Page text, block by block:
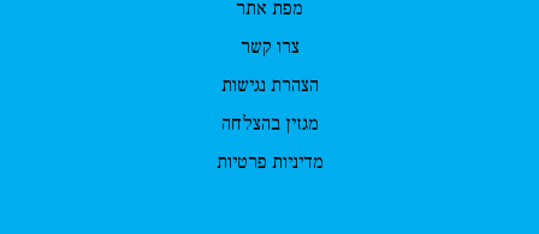
מפת אתר
צרו קשר
הצהרת נגישות
מגזין בהצלחה
מדיניות פרטיות